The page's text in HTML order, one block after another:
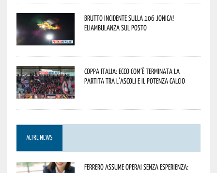
Brutto incidente sulla 106 Jonica!
Eliambulanza sul posto
Coppa Italia: ecco com’è terminata la
partita tra l’Ascoli e il Potenza Calcio
ALTRE NEWS
Ferrero assume operai senza esperienza: